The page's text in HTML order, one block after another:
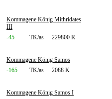
Kommagene König Mithridates
III
-45
TK/as 229800 R
Kommagene König Samos
-165
TK/as 2088 K
Kommagene König Samos I